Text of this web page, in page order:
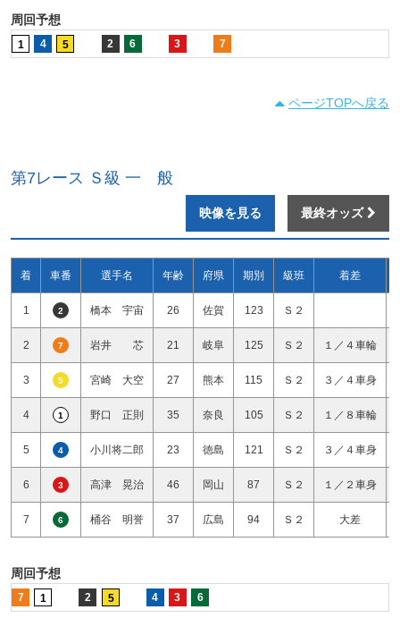
周回予想
1 4 5 2 6 3 7
ページTOPへ戻る
第7レース Ｓ級 一 般
映像を見る 最終オッズ
着 車番 選手名 年齢 府県 期別 級班 着差
1 2 橋本 宇宙 26 佐賀 123 Ｓ２
2 7 岩井 芯 21 岐阜 125 Ｓ２ １／４車輪
3 5 宮崎 大空 27 熊本 115 Ｓ２ ３／４車身
4 1 野口 正則 35 奈良 105 Ｓ２ １／８車輪
5 4 小川将二郎 23 徳島 121 Ｓ２ ３／４車身
6 3 高津 晃治 46 岡山 87 Ｓ２ １／２車身
7 6 桶谷 明誉 37 広島 94 Ｓ２ 大差
周回予想
7 1 2 5 4 3 6